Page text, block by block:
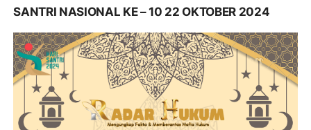
SANTRI NASIONAL KE – 10 22 OKTOBER 2024